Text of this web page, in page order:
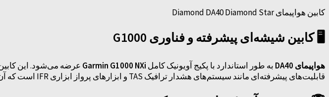
کابین هواپیمای Diamond DA40 Diamond Star
🖥️ کابین شیشه‌ای پیشرفته و فناوری G1000
هواپیمای DA40 به طور استاندارد با پکیج آویونیک کامل Garmin G1000 NXi عرضه می‌شود. این
قابلیت‌های پیشرفته‌ای مانند سیستم‌های هشدار ترافیک TAS و ابزارهای پرواز ابزاری IFR است که آن را برای آموزش‌های پیشرفته ایده‌آل می‌کند.